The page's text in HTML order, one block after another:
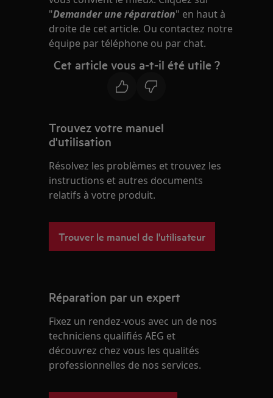
"Demander une réparation" en haut à
droite de cet article. Ou contactez notre
équipe par téléphone ou par chat.
Cet article vous a-t-il été utile ?
Trouvez votre manuel
d'utilisation
Résolvez les problèmes et trouvez les
instructions et autres documents
relatifs à votre produit.
Trouver le manuel de l'utilisateur
Réparation par un expert
Fixez un rendez-vous avec un de nos
techniciens qualifiés AEG et
découvrez chez vous les qualités
professionnelles de nos services.